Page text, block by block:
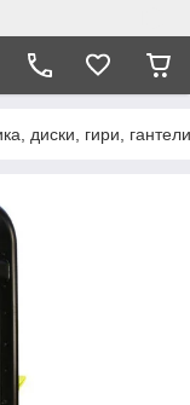
диски, гири, гантели